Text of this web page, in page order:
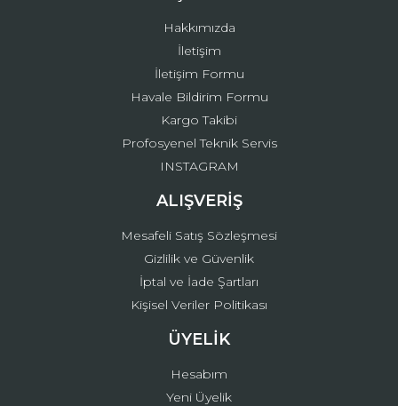
Gönder
Hakkımızda
İletişim
İletişim Formu
Havale Bildirim Formu
Kargo Takibi
Profosyenel Teknik Servis
INSTAGRAM
ALIŞVERİŞ
Mesafeli Satış Sözleşmesi
Gizlilik ve Güvenlik
İptal ve İade Şartları
Kişisel Veriler Politikası
ÜYELİK
Hesabım
Yeni Üyelik